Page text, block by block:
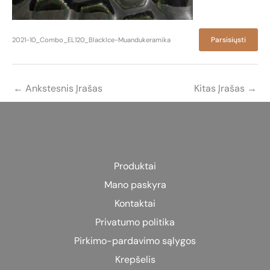
2021-10_Combo_EL120_BlackIce-Muandukeramika Parsisiųsti
← Ankstesnis Įrašas Kitas Įrašas →
Produktai
Mano paskyra
Kontaktai
Privatumo politika
Pirkimo-pardavimo sąlygos
Krepšelis